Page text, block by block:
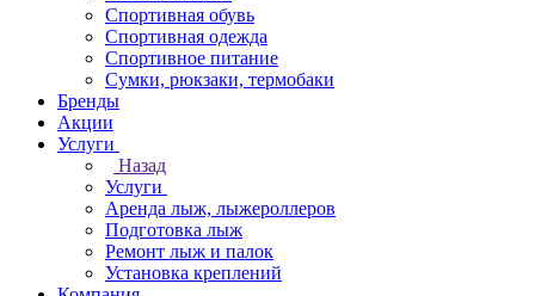
Спортивная обувь
Спортивная одежда
Спортивное питание
Сумки, рюкзаки, термобаки
Бренды
Акции
Услуги
Назад
Услуги
Аренда лыж, лыжероллеров
Подготовка лыж
Ремонт лыж и палок
Установка креплений